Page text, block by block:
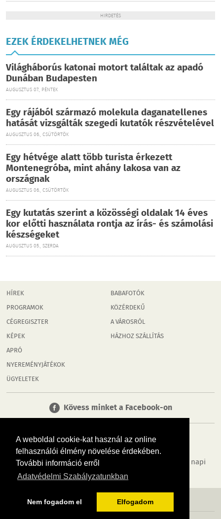
A weboldal cookie-kat használ az online
felhasználói élmény növelése érdekében.
További információ erről
Adatvédelmi Szabályzatunkban
Nem fogadom el Elfogadom
HIRDETÉS
EZEK ÉRDEKELHETNEK MÉG
Világháborús katonai motort találtak az apadó
Dunában Budapesten
AUGUSZTUS 07., PÉNTEK
Egy rájából származó molekula daganatellenes
hatását vizsgálták szegedi kutatók részvételével
AUGUSZTUS 06., CSÜTÖRTÖK
Egy hétvége alatt több turista érkezett
Montenegróba, mint ahány lakosa van az
országnak
AUGUSZTUS 06., CSÜTÖRTÖK
Egy kutatás szerint a közösségi oldalak 14 éves
kor előtti használata rontja az írás- és számolási
készségeket
AUGUSZTUS 05., SZERDA
HÍREK
PROGRAMOK
CÉGREGISZTER
KÉPEK
APRÓ
NYEREMÉNYJÁTÉKOK
ÜGYELETEK
BABAFOTÓK
KÖZÉRDEKŰ
A VÁROSRÓL
HÁZHOZ SZÁLLÍTÁS
Kövess minket a Facebook-on
Tudj meg többet városodról! Hírek, programok, képek, napi
menü, cégek…. és minden, ami Tatabánya
MÉDIAAJÁNLÓ ADATVÉDELEM IMPRESSZUM RÓLUNK